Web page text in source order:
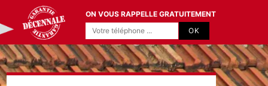
ON VOUS RAPPELLE GRATUITEMENT